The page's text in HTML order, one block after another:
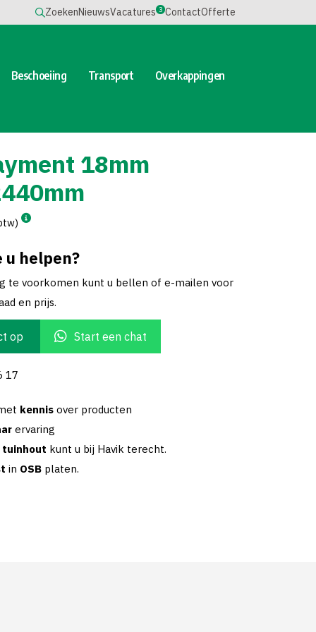
ZoekenNieuwsVacatures 3 ContactOfferte
Beschoeiing Transport Overkappingen
18mm
u helpen?
te voorkomen kunt u bellen of e-mailen voor
en prijs.
op Start een chat
17
kennis over producten
ervaring
tuinhout kunt u bij Havik terecht.
in OSB platen.